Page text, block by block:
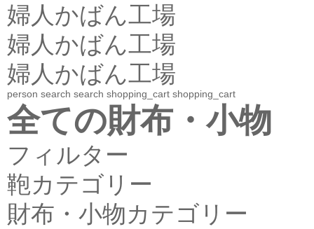
婦人かばん工場
婦人かばん工場
婦人かばん工場
person search search shopping_cart shopping_cart
全ての財布・小物
フィルター
鞄カテゴリー
財布・小物カテゴリー